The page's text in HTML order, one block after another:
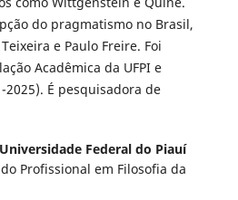
do pragmatismo no Brasil,
e Paulo Freire. Foi
Acadêmica da UFPI e
É pesquisadora de
Universidade Federal do Piauí
Profissional em Filosofia da